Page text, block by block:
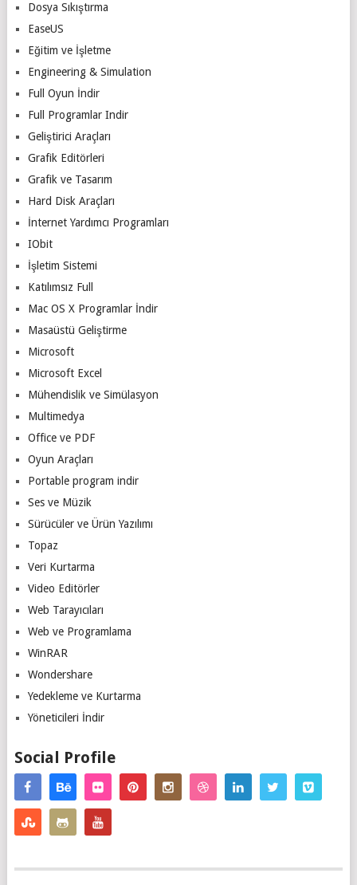
Dosya Sıkıştırma
EaseUS
Eğitim ve İşletme
Engineering & Simulation
Full Oyun İndir
Full Programlar Indir
Geliştirici Araçları
Grafik Editörleri
Grafik ve Tasarım
Hard Disk Araçları
İnternet Yardımcı Programları
IObit
İşletim Sistemi
Katılımsız Full
Mac OS X Programlar İndir
Masaüstü Geliştirme
Microsoft
Microsoft Excel
Mühendislik ve Simülasyon
Multimedya
Office ve PDF
Oyun Araçları
Portable program indir
Ses ve Müzik
Sürücüler ve Ürün Yazılımı
Topaz
Veri Kurtarma
Video Editörler
Web Tarayıcıları
Web ve Programlama
WinRAR
Wondershare
Yedekleme ve Kurtarma
Yöneticileri İndir
Social Profile